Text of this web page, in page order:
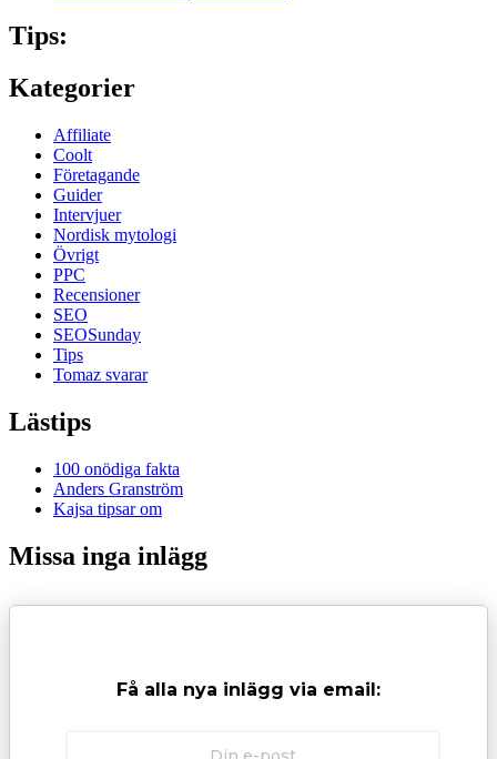
Tips:
Kategorier
Affiliate
Coolt
Företagande
Guider
Intervjuer
Nordisk mytologi
Övrigt
PPC
Recensioner
SEO
SEOSunday
Tips
Tomaz svarar
Lästips
100 onödiga fakta
Anders Granström
Kajsa tipsar om
Missa inga inlägg
Få alla nya inlägg via email: